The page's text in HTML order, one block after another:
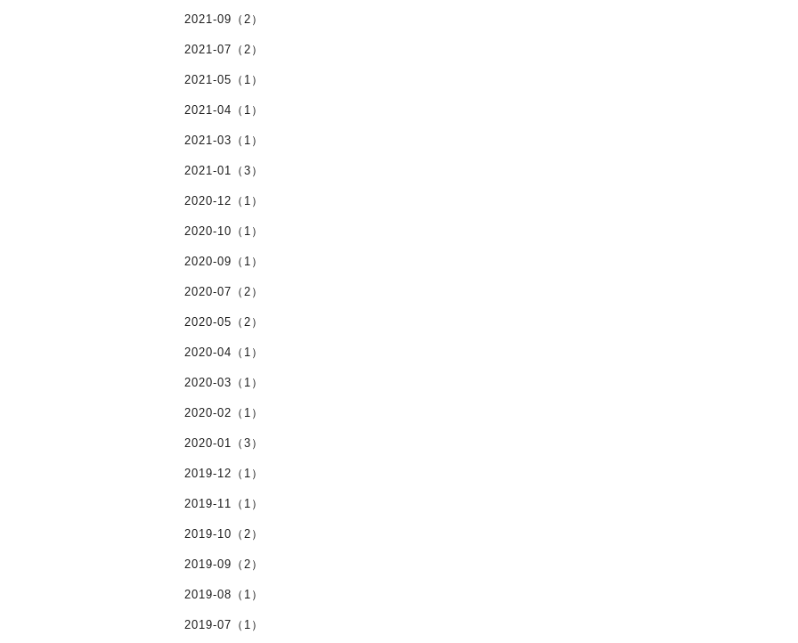
2021-09（2）
2021-07（2）
2021-05（1）
2021-04（1）
2021-03（1）
2021-01（3）
2020-12（1）
2020-10（1）
2020-09（1）
2020-07（2）
2020-05（2）
2020-04（1）
2020-03（1）
2020-02（1）
2020-01（3）
2019-12（1）
2019-11（1）
2019-10（2）
2019-09（2）
2019-08（1）
2019-07（1）